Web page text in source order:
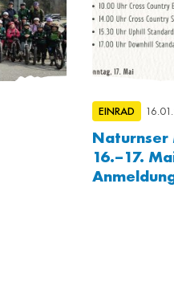
EINRAD
Naturnser
16.–17.